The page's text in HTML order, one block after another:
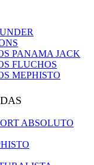
PANAMA JACK
FLUCHOS
MEPHISTO
ABSOLUTO